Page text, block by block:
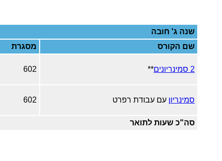
שנה ג' חובה
שם הקורס
מסגרת
2 סמינריונים **
602
סמינריון עם עבודת רפרט 602
סה"כ שעות לתואר